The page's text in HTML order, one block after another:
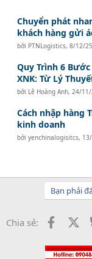
Chuyển phát
khách hàng gửi
bởi PTNLogistics,8/12/25
Quy Trình 6
XNK: Từ Lý
bởi Lê Hoàng Anh, 24/
Cách nhập hàng
kinh doanh
bởiyenchinalogisitcs,
Bạn phải
Chia sẻ: